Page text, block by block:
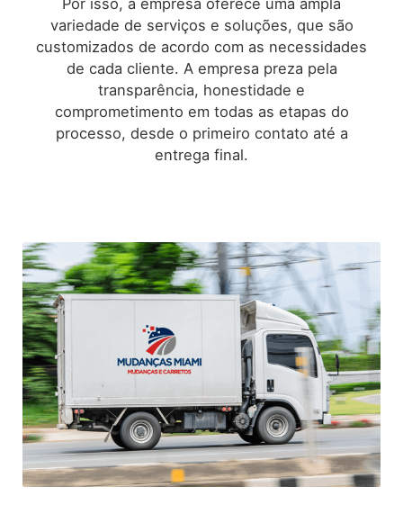
Por isso, a empresa oferece uma ampla
variedade de serviços e soluções, que são
customizados de acordo com as necessidades
de cada cliente. A empresa preza pela
transparência, honestidade e
comprometimento em todas as etapas do
processo, desde o primeiro contato até a
entrega final.